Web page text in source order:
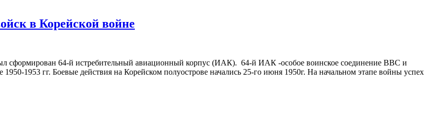
в Корейской войне
сформирован 64-й истребительный авиационный корпус (ИАК). 64-й ИАК -особое воинское соединение ВВС и
1953 гг. Боевые действия на Корейском полуострове начались 25-го июня 1950г. На начальном этапе войны успех